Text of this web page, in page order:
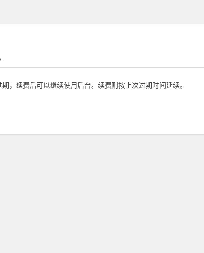
，续费后可以继续使用后台。续费则按上次过期时间延续。